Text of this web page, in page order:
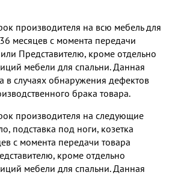
производителя на всю мебель для
месяцев с момента передачи
Представителю, кроме отдельно
мебели для спальни. Данная
в случаях обнаружения дефектов
брака товара.
производителя на следующие
подставка под ноги, козетка
с момента передачи товара
кроме отдельно
мебели для спальни. Данная